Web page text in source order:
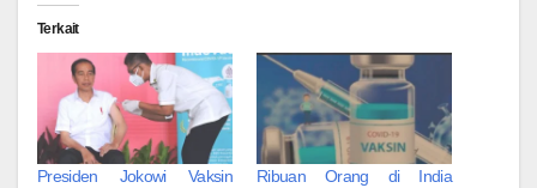
Terkait
Presiden Jokowi Vaksin
Ribuan Orang di India